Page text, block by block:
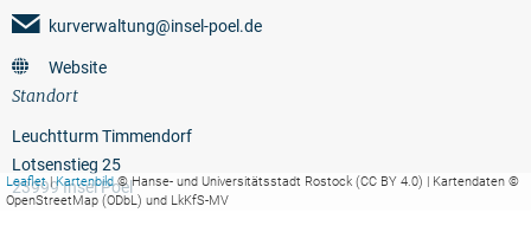
Leaflet|Kartenbild© Hanse- und Universitätsstadt Rostock (CC BY 4.0) | Kartendaten ©
OpenStreetMap (ODbL) und LkKfS-MV
kurverwaltung@insel-poel.de
Website
Standort
Leuchtturm Timmendorf
Lotsenstieg 25
23999 Insel Poel